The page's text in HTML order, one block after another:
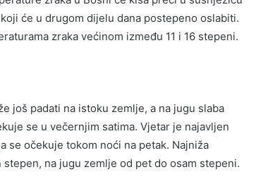
će u drugom dijelu dana postepeno oslabiti.
zraka većinom između 11 i 16 stepeni.
još padati na istoku zemlje, a na jugu slaba
se u večernjim satima. Vjetar je najavljen
se očekuje tokom noći na petak. Najniža
na jugu zemlje od pet do osam stepeni.